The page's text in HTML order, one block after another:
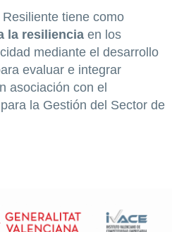
tiene como
la resiliencia en los
mediante el desarrollo
evaluar e integrar
asociación con el
la Gestión del Sector de